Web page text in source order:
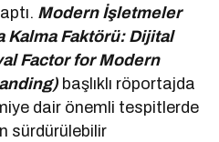
Modern İşletmeler
Kalma Faktörü: Dijital
Factor for Modern
başlıklı röportajda
dair önemli tespitlerde
sürdürülebilir